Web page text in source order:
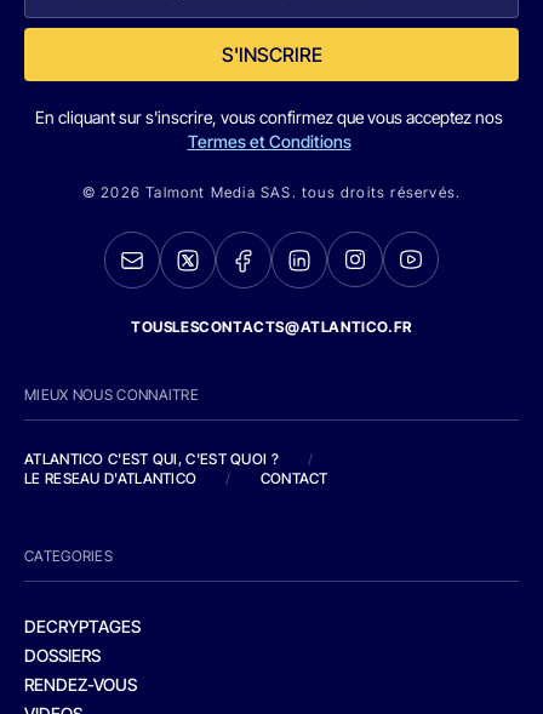
S'INSCRIRE
En cliquant sur s'inscrire, vous confirmez que vous acceptez nos
Termes et Conditions
© 2026 Talmont Media SAS. tous droits réservés.
TOUSLESCONTACTS@ATLANTICO.FR
MIEUX NOUS CONNAITRE
ATLANTICO C'EST QUI, C'EST QUOI ?
/
LE RESEAU D'ATLANTICO
/ CONTACT
CATEGORIES
DECRYPTAGES
DOSSIERS
RENDEZ-VOUS